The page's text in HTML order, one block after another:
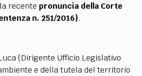
recentepronuncia della Corte
n. 251/2016).
(Dirigente Ufficio Legislativo
e della tutela del territorio